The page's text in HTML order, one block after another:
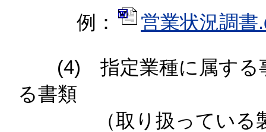
例： 営業状況調書
(4) 指定業種に属する事
る書類
（取り扱っている製